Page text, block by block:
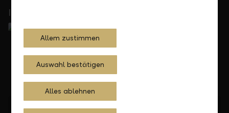
In Ihrer Nähe
Standorte finden
Allem zustimmen
Auswahl bestätigen
Alles ablehnen